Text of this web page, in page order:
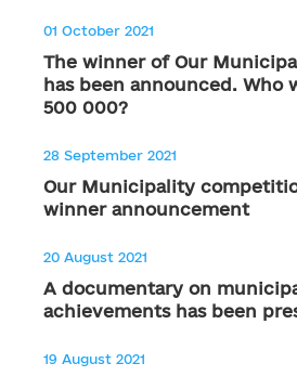
01 October 2021
The winner of Our
has been announced. Who
500 000?
28 September 2021
Our Municipality
winner announcement
20 August 2021
A documentary on
achievements has been
19 August 2021